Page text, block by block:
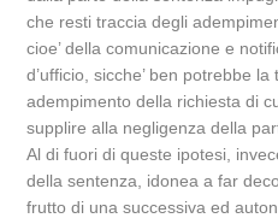
che resti traccia degli
cioe’ della comunicazione e
d’ufficio, sicche’ ben potrebbe
adempimento della richiesta di
supplire alla negligenza della
Al di fuori di queste ipotesi,
della sentenza, idonea a far
frutto di una successiva ed